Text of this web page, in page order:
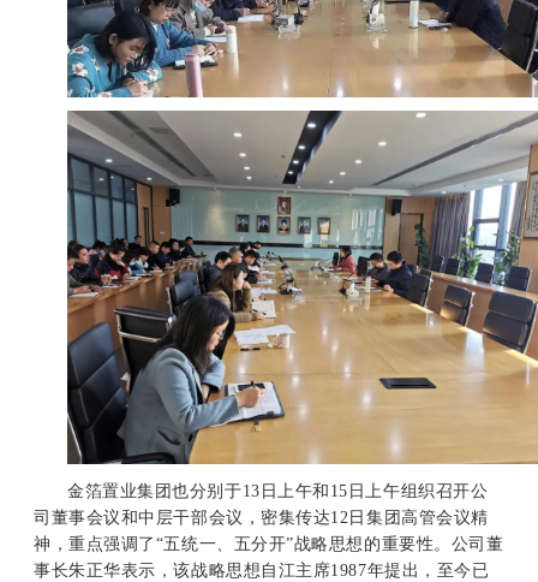
金箔置业集团也分别于13日上午和15日上午组织召开公
司董事会议和中层干部会议，密集传达12日集团高管会议精
神，重点强调了“五统一、五分开”战略思想的重要性。公司董
事长朱正华表示，该战略思想自江主席1987年提出，至今已